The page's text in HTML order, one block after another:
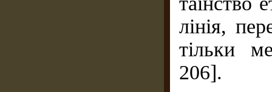
лінія,
тільки
206].